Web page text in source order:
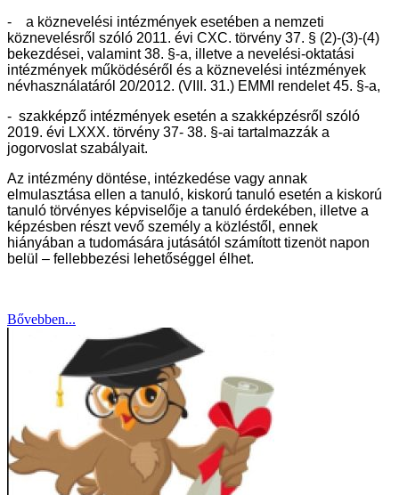
- a köznevelési intézmények esetében a nemzeti
köznevelésről szóló 2011. évi CXC. törvény 37. § (2)-(3)-(4)
bekezdései, valamint 38. §-a, illetve a nevelési-oktatási
intézmények működéséről és a köznevelési intézmények
névhasználatáról 20/2012. (VIII. 31.) EMMI rendelet 45. §-a,
- szakképző intézmények esetén a szakképzésről szóló
2019. évi LXXX. törvény 37- 38. §-ai tartalmazzák a
jogorvoslat szabályait.
Az intézmény döntése, intézkedése vagy annak
elmulasztása ellen a tanuló, kiskorú tanuló esetén a kiskorú
tanuló törvényes képviselője a tanuló érdekében, illetve a
képzésben részt vevő személy a közléstől, ennek
hiányában a tudomására jutásától számított tizenöt napon
belül – fellebbezési lehetőséggel élhet.
Bővebben...